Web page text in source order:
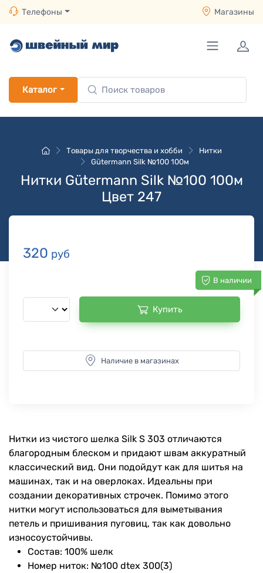
Телефоны Магазины
Каталог
Товары для творчества и хобби
Нитки
Gütermann Silk №100 100м
Нитки Gütermann Silk №100 100м
Цвет 247
320 руб
В наличии
Купить
Наличие в магазинах
Нитки из чистого шелка Silk S 303 отличаются
благородным блеском и придают швам аккуратный
классический вид. Они подойдут как для шитья на
машинах, так и на оверлоках. Идеальны при
создании декоративных строчек. Помимо этого
нитки могут использоваться для выметывания
петель и пришивания пуговиц, так как довольно
износоустойчивы.
Состав: 100% шелк
Номер ниток: №100 dtex 300(3)